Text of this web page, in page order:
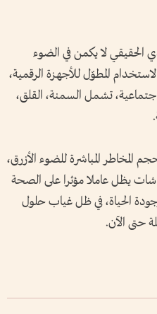
الحقيقي لا يكمن في الضوء
المطوّل للأجهزة الرقمية،
تشمل السمنة، القلق،
المباشرة للضوء الأزرق،
يظل عاملا مؤثرا على الصحة
الحياة، في ظل غياب حلول
حتى الآن.